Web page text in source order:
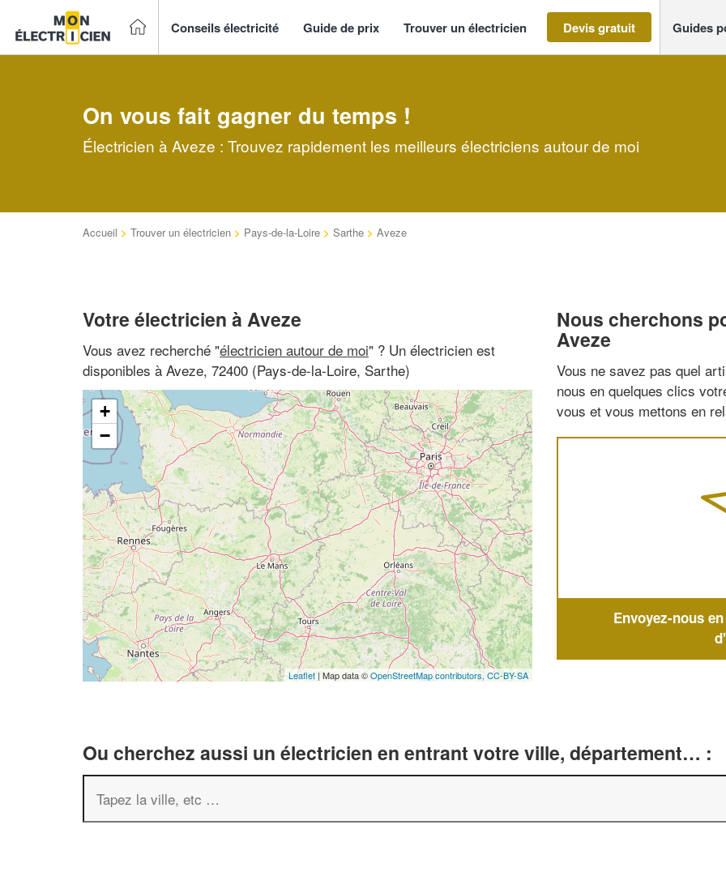
Conseils électricité Guide de prix Trouver un électricien Devis gratuit Guides
On vous fait gagner du temps !
Électricien à Aveze : Trouvez rapidement les meilleurs électriciens autour de moi
Accueil > Trouver un électricien > Pays-de-la-Loire > Sarthe > Aveze
Votre électricien à Aveze
Vous avez recherché "électricien autour de moi" ? Un électricien est
disponibles à Aveze, 72400 (Pays-de-la-Loire, Sarthe)
+
−
Leaflet | Map data ©OpenStreetMap contributors, CC-BY-SA
Nous cherchons
Aveze
Vous ne savez pas quel
nous en quelques clics
vous et vous mettons en
Envoyez-nous
Ou cherchez aussi un électricien en entrant votre ville, département… :